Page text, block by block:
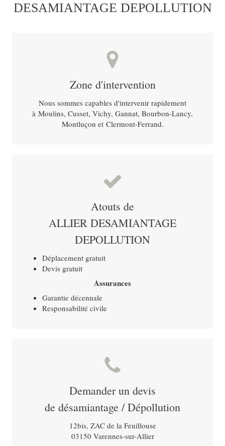
DESAMIANTAGE DEPOLLUTION
Zone d'intervention
Nous sommes capables d'intervenir rapidement
à Moulins, Cusset, Vichy, Gannat, Bourbon-Lancy,
Montluçon et Clermont-Ferrand.
Atouts de
ALLIER DESAMIANTAGE
DEPOLLUTION
Déplacement gratuit
Devis gratuit
Assurances
Garantie décennale
Responsabilité civile
Demander un devis
de désamiantage / Dépollution
12bis, ZAC de la Feuillouse
03150 Varennes-sur-Allier